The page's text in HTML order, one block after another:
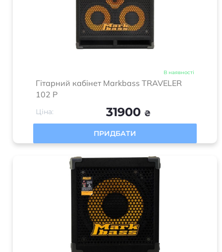
HiFi та HiEnd техніка
Домашнє аудіо
Електровелосипеди
Новинки
Рекомендуємо
Інформація
Оплата і доставка
Обмін та повернення
Мій кабінет
Політика конфіденційності
Карта сайта
Контакти
+380 (68) 071 00 70